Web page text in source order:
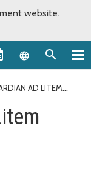
website.
Language
AD LITEM